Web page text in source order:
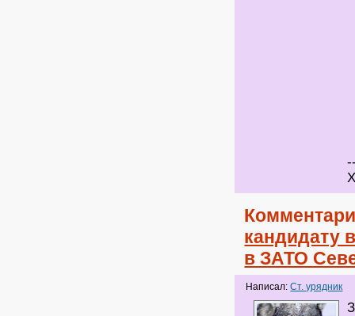
кандидату
в ЗАТО
Написал:Ст. урядник